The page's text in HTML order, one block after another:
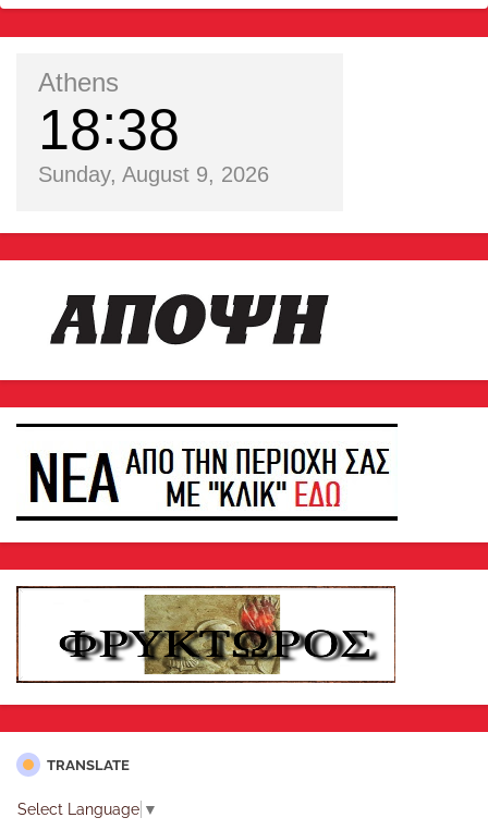
Athens
18 38
Sunday, August 9, 2026
TRANSLATE
Select Language ▼